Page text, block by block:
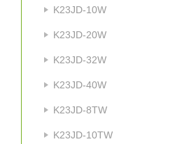
K23JD-10W
K23JD-20W
K23JD-32W
K23JD-40W
K23JD-8TW
K23JD-10TW